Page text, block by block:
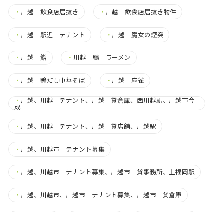
・ 川越 飲食店居抜き ・ 川越 飲食店居抜き物件
・ 川越 駅近 テナント ・ 川越 魔女の煙突
・ 川越 鮨 ・ 川越 鴨 ラーメン
・ 川越 鴨だし中華そば ・ 川越 麻雀
・ 川越、川越 テナント、川越 貸倉庫、西川越駅、川越市今
成
・ 川越、川越 テナント、川越 貸店舗、川越駅
・ 川越、川越市 テナント募集
・ 川越、川越市 テナント募集、川越市 貸事務所、上福岡駅
・ 川越、川越市、川越市 テナント募集、川越市 貸倉庫